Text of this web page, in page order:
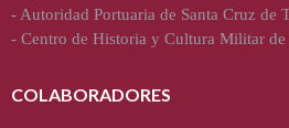
- Autoridad Portuaria de Santa Cruz de
- Centro de Historia y Cultura Militar de
COLABORADORES